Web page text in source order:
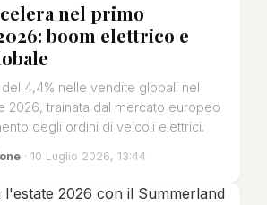
nel primo
boom elettrico e
4,4% nelle vendite globali nel
2026, trainata dal mercato europeo
degli ordini di veicoli elettrici.
· 10 Luglio 2026, 13:44